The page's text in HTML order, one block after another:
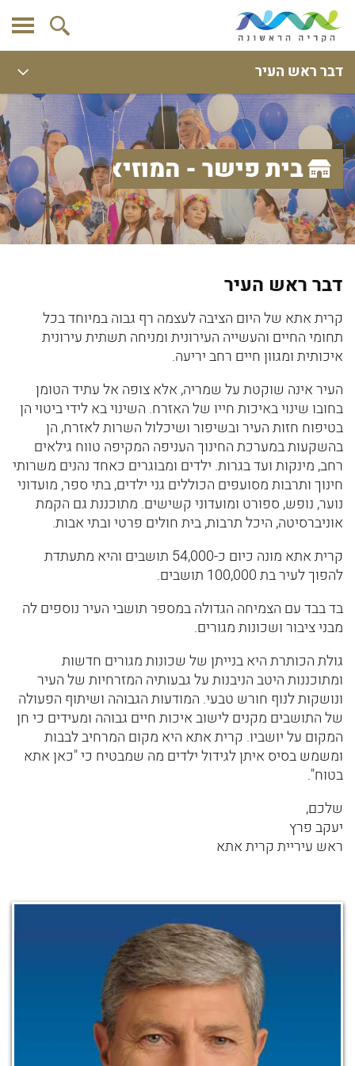
דבר ראש העיר
בית פישר - המוזיאון העירוני
דבר ראש העיר
קרית אתא של היום הציבה לעצמה רף גבוה במיוחד בכל
תחומי החיים והעשייה העירונית ומניחה תשתית עירונית
איכותית ומגוון חיים רחב יריעה.
העיר אינה שוקטת על שמריה, אלא צופה אל עתיד הטומן
בחובו שינוי באיכות חייו של האזרח. השינוי בא לידי ביטוי הן
בטיפוח חזות העיר ובשיפור ושיכלול השרות לאזרח, הן
בהשקעות במערכת החינוך העניפה המקיפה טווח גילאים
רחב, מינקות ועד בגרות. ילדים ומבוגרים כאחד נהנים משרותי
חינוך ותרבות מסועפים הכוללים גני ילדים, בתי ספר, מועדוני
נוער, נופש, ספורט ומועדוני קשישים. מתוכננת גם הקמת
אוניברסיטה, היכל תרבות, בית חולים פרטי ובתי אבות.
קרית אתא מונה כיום כ-54,000 תושבים והיא מתעתדת
להפוך לעיר בת 100,000 תושבים.
בד בבד עם הצמיחה הגדולה במספר תושבי העיר נוספים לה
מבני ציבור ושכונות מגורים.
גולת הכותרת היא בנייתן של שכונות מגורים חדשות
ומתוכננות היטב הניבנות על גבעותיה המזרחיות של העיר
ונושקות לנוף חורש טבעי. המודעות הגבוהה ושיתוף הפעולה
של התושבים מקנים לישוב איכות חיים גבוהה ומעידים כי חן
המקום על יושביו. קרית אתא היא מקום המרחיב לבבות
ומשמש בסיס איתן לגידול ילדים מה שמבטיח כי "כאן אתא
בטוח".
שלכם,
יעקב פרץ
ראש עיריית קרית אתא